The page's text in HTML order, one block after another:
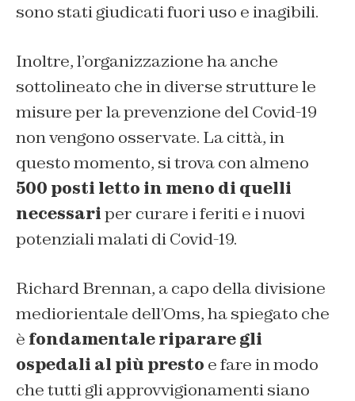
sono stati giudicati fuori uso e inagibili.
Inoltre, l’organizzazione ha anche
sottolineato che in diverse strutture le
misure per la prevenzione del Covid-19
non vengono osservate. La città, in
questo momento, si trova con almeno
500 posti letto in meno di quelli
necessariper curare i feriti e i nuovi
potenziali malati di Covid-19.
Richard Brennan, a capo della divisione
mediorientale dell’Oms, ha spiegato che
è fondamentale riparare gli
ospedali al più presto e fare in modo
che tutti gli approvvigionamenti siano